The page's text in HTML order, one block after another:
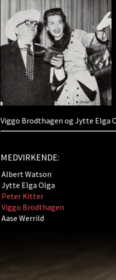
Viggo Brodthagen og Jytte Elga
MEDVIRKENDE:
Albert Watson
Jytte Elga Olga
Peter Kitter
Viggo Brodthagen
Aase Werrild